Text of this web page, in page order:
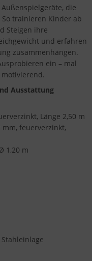
die
trainieren Kinder ab
Steigen ihre
und erfahren
zusammenhängen.
ein – mal
Ausstattung
Länge 2,50 m
mm, feuerverzinkt,
1,20 m